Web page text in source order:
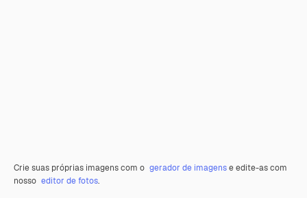
Crie suas próprias imagens com o gerador de imagense edite-as com
nosso editor de fotos.